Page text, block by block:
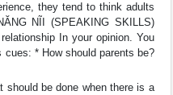
they tend to think adults
NĨI (SPEAKING SKILLS)
In your opinion. You
* How should parents be?
should be done when there is a